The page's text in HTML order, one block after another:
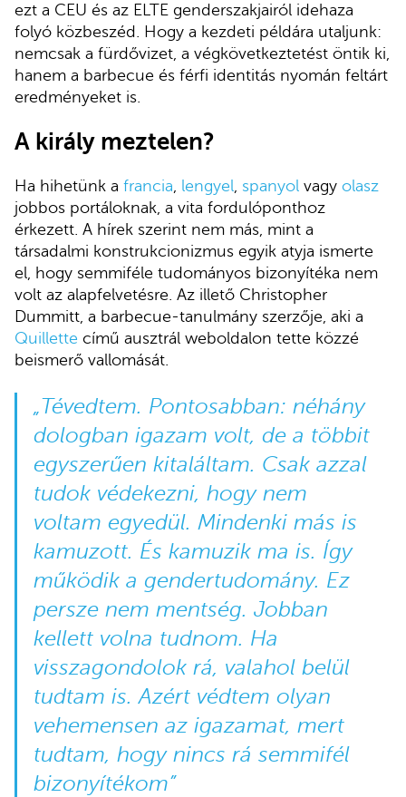
ezt a CEU és az ELTE genderszakjairól idehaza
folyó közbeszéd. Hogy a kezdeti példára utaljunk:
nemcsak a fürdővizet, a végkövetkeztetést öntik ki,
hanem a barbecue és férfi identitás nyomán feltárt
eredményeket is.
A király meztelen?
Ha hihetünk a francia lengyel spanyol vagy olasz
jobbos portáloknak, a vita fordulóponthoz
érkezett. A hírek szerint nem más, mint a
társadalmi konstrukcionizmus egyik atyja ismerte
el, hogy semmiféle tudományos bizonyítéka nem
volt az alapfelvetésre. Az illető Christopher
Dummitt, a barbecue-tanulmány szerzője, aki a
Quillette című ausztrál weboldalon tette közzé
beismerő vallomását.
„Tévedtem. Pontosabban: néhány
dologban igazam volt, de a többit
egyszerűen kitaláltam. Csak azzal
tudok védekezni, hogy nem
voltam egyedül. Mindenki más is
kamuzott. És kamuzik ma is. Így
működik a gendertudomány. Ez
persze nem mentség. Jobban
kellett volna tudnom. Ha
visszagondolok rá, valahol belül
tudtam is. Azért védtem olyan
vehemensen az igazamat, mert
tudtam, hogy nincs rá semmifél
bizonyítékom”